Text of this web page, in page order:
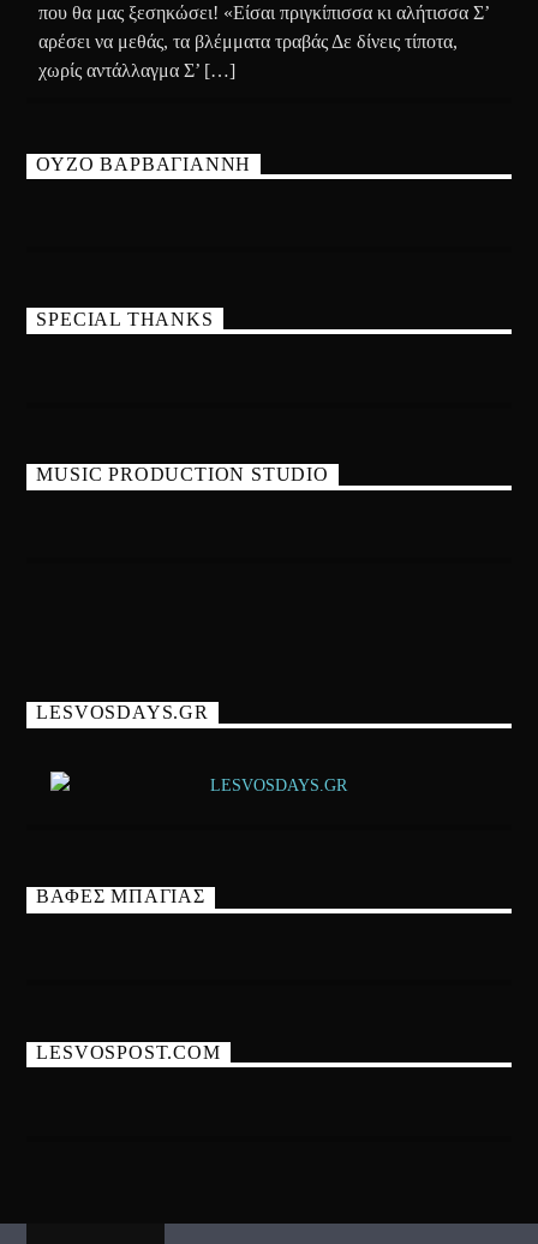
που θα μας ξεσηκώσει! «Είσαι πριγκίπισσα κι αλήτισσα Σ’
αρέσει να μεθάς, τα βλέμματα τραβάς Δε δίνεις τίποτα,
χωρίς αντάλλαγμα Σ’ […]
ΟΥΖΟ ΒΑΡΒΑΓΙΑΝΝΗ
SPECIAL THANKS
MUSIC PRODUCTION STUDIO
LESVOSDAYS.GR
ΒΑΦΕΣ ΜΠΑΓΙΑΣ
LESVOSPOST.COM